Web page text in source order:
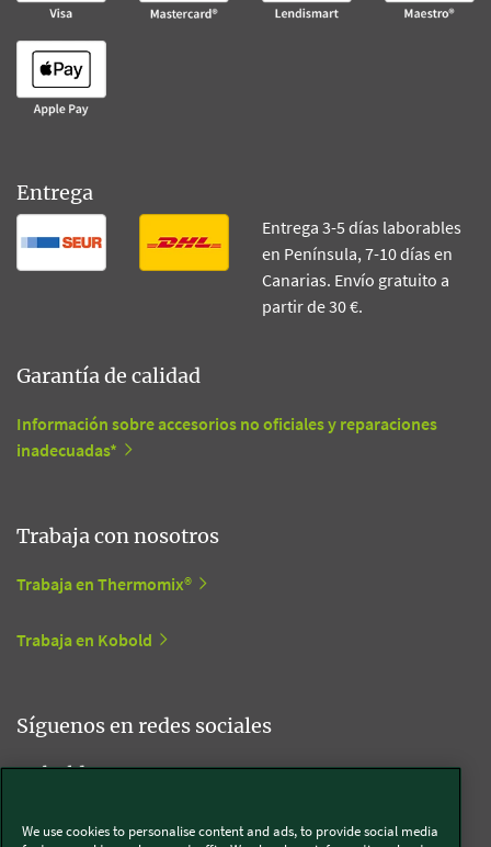
Entrega
Entrega 3-5 días laborables
en Península, 7-10 días en
Canarias. Envío gratuito a
partir de 30 €.
Garantía de calidad
Información sobre accesorios no oficiales y reparaciones
inadecuadas*
Trabaja con nosotros
Trabaja en Thermomix®
Trabaja en Kobold
Síguenos en redes sociales
Kobold
We use cookies to personalise content and ads, to provide social media